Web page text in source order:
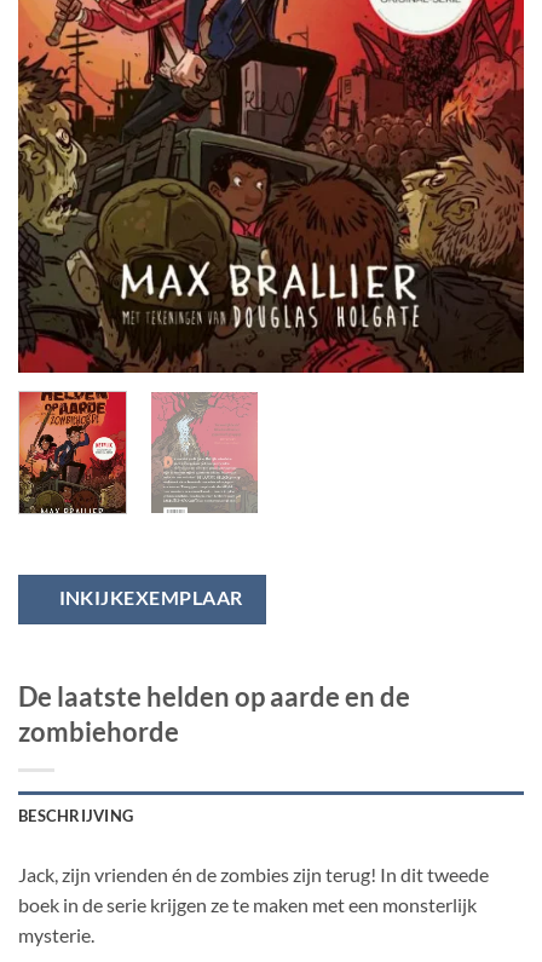
INKIJKEXEMPLAAR
De laatste helden op aarde en de
zombiehorde
BESCHRIJVING
Jack, zijn vrienden én de zombies zijn terug! In dit tweede
boek in de serie krijgen ze te maken met een monsterlijk
mysterie.